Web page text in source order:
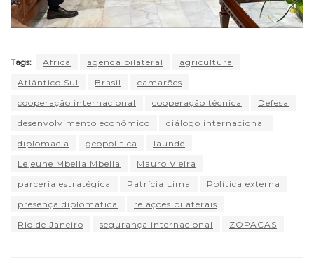
Tags: Africa agenda bilateral
agricultura
Atlântico Sul
Brasil
camarões
cooperação internacional
cooperação técnica
Defesa
desenvolvimento econômico
diálogo internacional
diplomacia
geopolítica
Iaundê
Lejeune Mbella Mbella
Mauro Vieira
parceria estratégica
Patrícia Lima
Política externa
presença diplomática
relações bilaterais
Rio de Janeiro
segurança internacional ZOPACAS